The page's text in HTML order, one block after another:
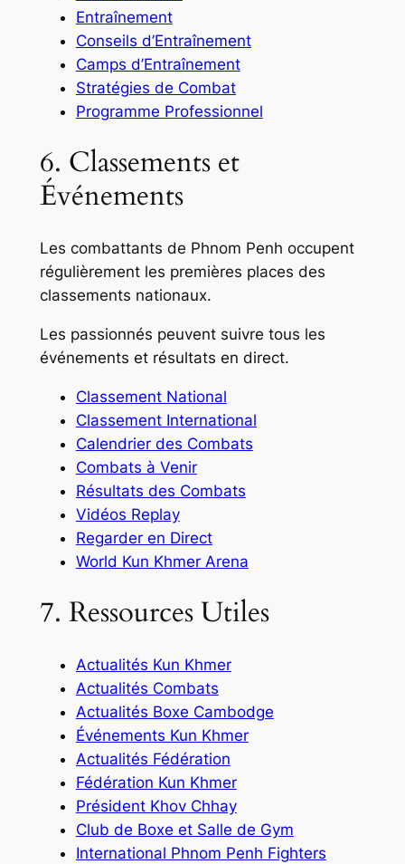
Entraînement
Conseils d’Entraînement
Camps d’Entraînement
Stratégies de Combat
Programme Professionnel
6. Classements et
Événements
Les combattants de Phnom Penh occupent
régulièrement les premières places des
classements nationaux.
Les passionnés peuvent suivre tous les
événements et résultats en direct.
Classement National
Classement International
Calendrier des Combats
Combats à Venir
Résultats des Combats
Vidéos Replay
Regarder en Direct
World Kun Khmer Arena
7. Ressources Utiles
Actualités Kun Khmer
Actualités Combats
Actualités Boxe Cambodge
Événements Kun Khmer
Actualités Fédération
Fédération Kun Khmer
Président Khov Chhay
Club de Boxe et Salle de Gym
International Phnom Penh Fighters